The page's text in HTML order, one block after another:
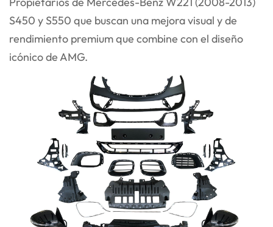
S450 y S550 que buscan una mejora visual y de
rendimiento premium que combine con el diseño
icónico de AMG.